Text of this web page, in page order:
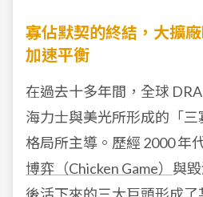
寡佔默契的終結，大擴
加速平衡
在過去十多年間，全球
海力士與美光所形成的「三
格局所主導。歷經 2000 年
博弈（Chicken Game） 與